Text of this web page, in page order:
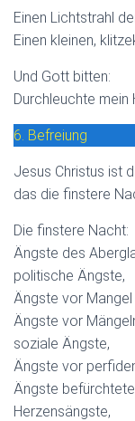
Einen Lichtstrahl
Einen kleinen,
Und Gott bitten:
Durchleuchte mein
6. Befreiung
Jesus Christus ist
das die finstere
Die finstere Nacht:
Ängste des
politische Ängste,
Ängste vor Mangel
Ängste vor
soziale Ängste,
Ängste vor
Ängste
Herzensängste,